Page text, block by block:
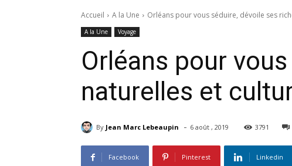
Accueil A la Une Orléans pour vous séduire, dévoile ses
A la Une Voyage
Orléans pour
naturelles et
By Jean Marc Lebeaupin - 6 août , 2019 3791
Facebook Pinterest Linkedin